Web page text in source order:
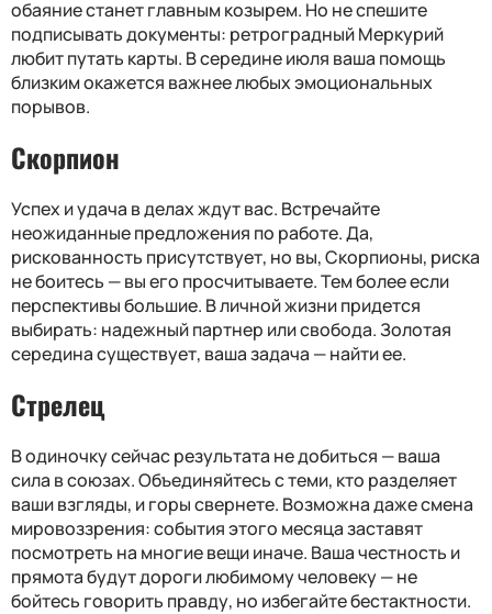
обаяние станет главным козырем. Но не спешите
подписывать документы: ретроградный Меркурий
любит путать карты. В середине июля ваша помощь
близким окажется важнее любых эмоциональных
порывов.
Скорпион
Успех и удача в делах ждут вас. Встречайте
неожиданные предложения по работе. Да,
рискованность присутствует, но вы, Скорпионы, риска
не боитесь — вы его просчитываете. Тем более если
перспективы большие. В личной жизни придется
выбирать: надежный партнер или свобода. Золотая
середина существует, ваша задача — найти ее.
Стрелец
В одиночку сейчас результата не добиться — ваша
сила в союзах. Объединяйтесь с теми, кто разделяет
ваши взгляды, и горы свернете. Возможна даже смена
мировоззрения: события этого месяца заставят
посмотреть на многие вещи иначе. Ваша честность и
прямота будут дороги любимому человеку — не
бойтесь говорить правду, но избегайте бестактности.